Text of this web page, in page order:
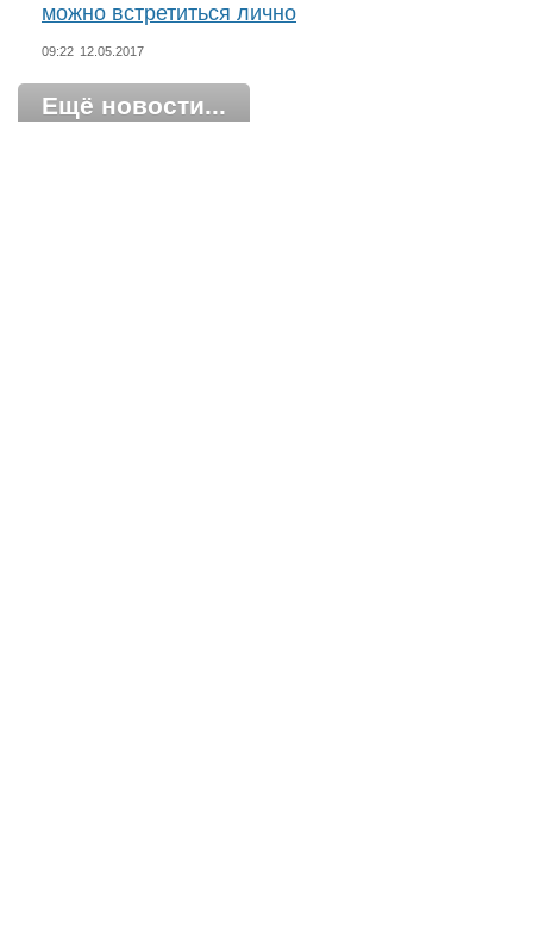
можно встретиться лично
09:22 12.05.2017
Ещё новости...